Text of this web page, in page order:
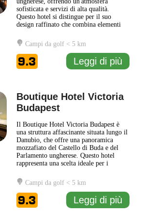
sofisticata e servizi di alta qualità.
Questo hotel si distingue per il suo
design raffinato che combina elementi
una scelta ideale per viaggiatori in cerca
di un soggiorno accogliente e ricercato.
Gli ospiti possono godere di una varietà
di... Leggi di più
Campi da golf < 5 km
9.3 Leggi di più
Boutique Hotel Victoria
Budapest
Il Boutique Hotel Victoria Budapest è
una struttura affascinante situata lungo il
Danubio, che offre una panoramica
mozzafiato del Castello di Buda e del
Parlamento ungherese. Questo hotel
rappresenta una scelta ideale per i
raffinato e accogliente, unendo eleganza
e comfort. Le camere del Boutique Hotel
Victoria Budapest sono decorate con
gusto, offrendo un mix... Leggi di più
Campi da golf < 5 km
9.3 Leggi di più